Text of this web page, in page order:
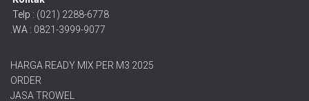
Telp : (021) 2288-6778
.WA : 0821-3999-9077
HARGA READY MIX PER M3 2025
ORDER
JASA TROWEL